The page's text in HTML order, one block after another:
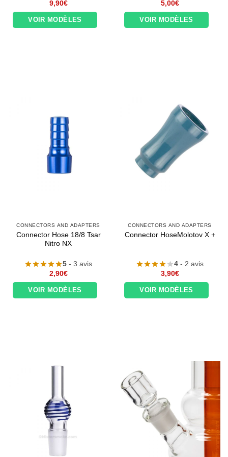
9,90€
VOIR MODÈLES
5,00€
VOIR MODÈLES
CONNECTORS AND ADAPTERS
Connector Hose 18/8 Tsar
Nitro NX
5 - 3 avis
2,90€
VOIR MODÈLES
CONNECTORS AND ADAPTERS
Connector HoseMolotov X +
4 - 2 avis
3,90€
VOIR MODÈLES